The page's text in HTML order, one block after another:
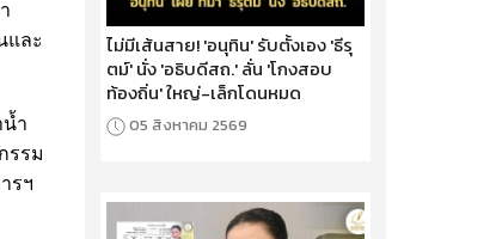
และ
น้ำ
รรม
รฯ
ไม่มีเส้นสาย! 'อนุทิน' รับตั้งเอง 'ธีรุ
ตม์' นั่ง 'อธิบดีสถ.' ลั่น 'โกงสอบ
ท้องถิ่น' ใหญ่-เล็กโดนหมด
05 สิงหาคม 2569